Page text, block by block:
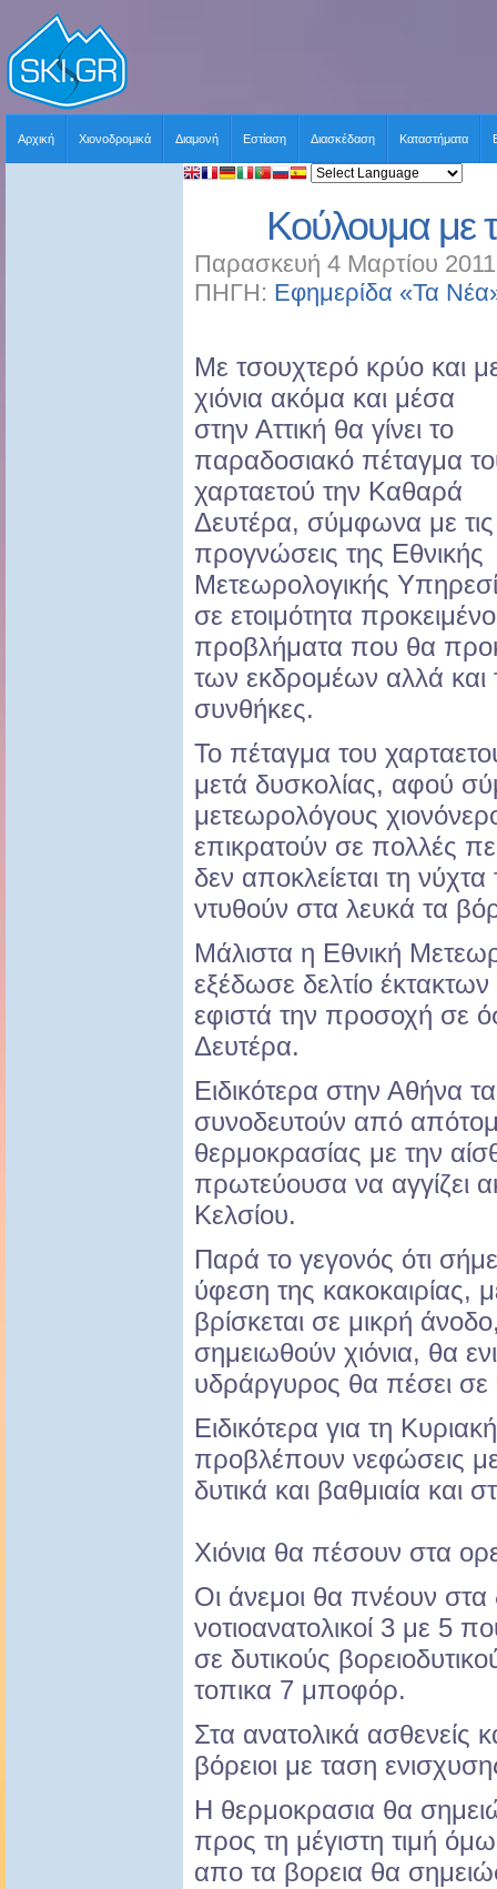
Αρχική Χιονοδρομικά Διαμονή Εστίαση Διασκέδαση Καταστήματα
Κούλουμα με
Παρασκευή 4 Μαρτίου
ΠΗΓΗ: Εφημερίδα «Τα
Με τσουχτερό κρύο και
χιόνια ακόμα και μέσα
στην Αττική θα γίνει το
παραδοσιακό πέταγμα
χαρταετού την Καθαρά
Δευτέρα, σύμφωνα με τις
προγνώσεις της Εθνικής
Μετεωρολογικής
σε ετοιμότητα
προβλήματα που θα
των εκδρομέων αλλά και
συνθήκες.
Το πέταγμα του
μετά δυσκολίας, αφού
μετεωρολόγους
επικρατούν σε πολλές
δεν αποκλείεται τη
ντυθούν στα λευκά τα
Μάλιστα η Εθνική
εξέδωσε δελτίο
εφιστά την προσοχή σε
Δευτέρα.
Ειδικότερα στην Αθήνα
συνοδευτούν από
θερμοκρασίας με την
πρωτεύουσα να αγγίζει
Κελσίου.
Παρά το γεγονός ότι
ύφεση της κακοκαιρίας,
βρίσκεται σε μικρή
σημειωθούν χιόνια, θα
υδράργυρος θα πέσει
Ειδικότερα για τη
προβλέπουν νεφώσεις
δυτικά και βαθμιαία και
Χιόνια θα πέσουν στα
Οι άνεμοι θα πνέουν στα
νοτιοανατολικοί 3 με 5
σε δυτικούς
τοπικα 7 μποφόρ.
Στα ανατολικά ασθενείς
βόρειοι με ταση
Η θερμοκρασια θα
προς τη μέγιστη τιμή
απο τα βορεια θα